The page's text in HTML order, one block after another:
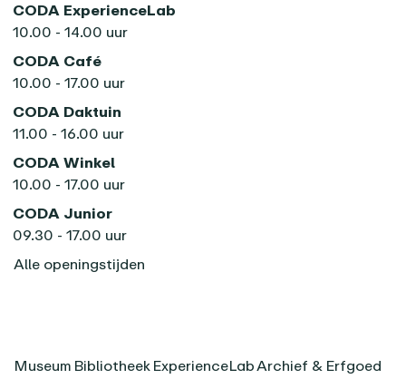
CODA ExperienceLab
10.00 - 14.00 uur
CODA Café
10.00 - 17.00 uur
CODA Daktuin
11.00 - 16.00 uur
CODA Winkel
10.00 - 17.00 uur
CODA Junior
09.30 - 17.00 uur
Alle openingstijden
Museum Bibliotheek ExperienceLabArchief & Erfgoed